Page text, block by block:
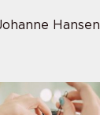
Hansen